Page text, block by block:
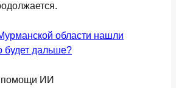
области нашли
будет дальше?
помощи ИИ